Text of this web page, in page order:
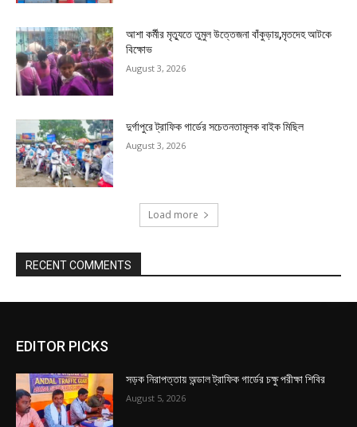
আশা কর্মীর মৃত্যুতে তুমুল উত্তেজনা বাঁকুড়ায়,মৃতদেহ আটকে
বিক্ষোভ
August 3, 2026
দুর্গাপুরে ট্রাফিক গার্ডের সচেতনতামূলক বাইক মিছিল
August 3, 2026
Load more
RECENT COMMENTS
EDITOR PICKS
সড়ক নিরাপত্তায় অন্ডাল ট্রাফিক গার্ডের চক্ষু পরীক্ষা শিবির
August 5, 2026